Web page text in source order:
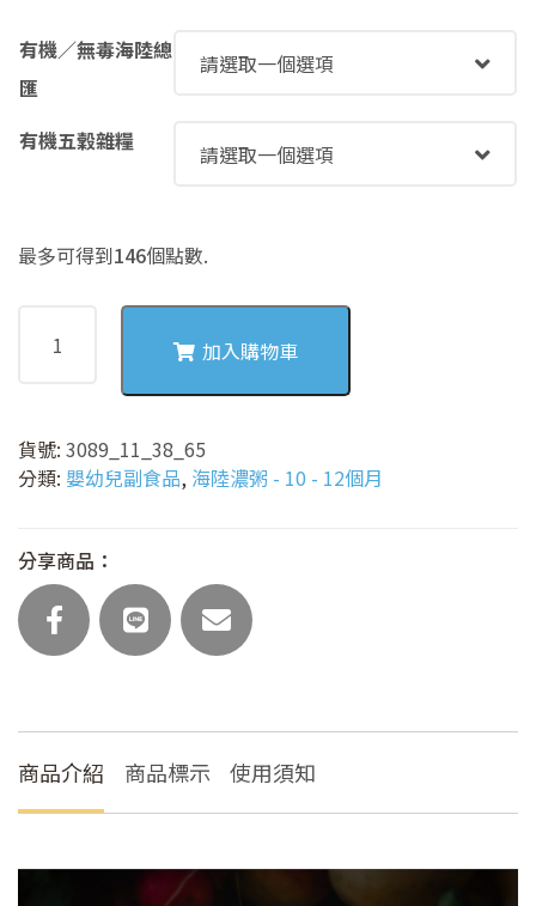
有機／無毒海陸總
匯
有機五穀雜糧
最多可得到146個點數.
麗
菜
豆
海
陸
粥
(主
量
加入購物車
貨號: 3089_11_38_65
分類: 嬰幼兒副食品, 海陸濃粥 - 10 - 12個月
分享商品：
商品介紹 商品標示 使用須知